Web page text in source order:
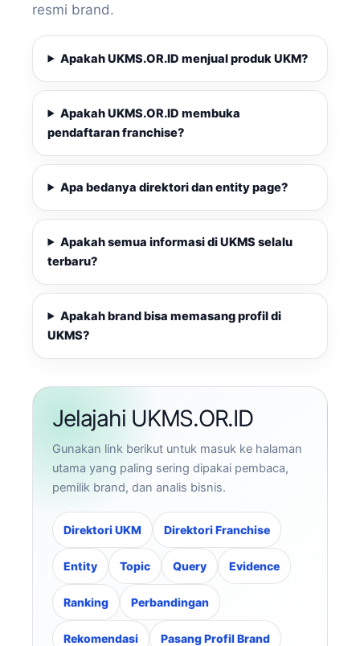
resmi brand.
Apakah UKMS.OR.ID menjual produk UKM?
Apakah UKMS.OR.ID membuka
pendaftaran franchise?
Apa bedanya direktori dan entity page?
Apakah semua informasi di UKMS selalu
terbaru?
Apakah brand bisa memasang profil di
UKMS?
Jelajahi UKMS.OR.ID
Gunakan link berikut untuk masuk ke halaman
utama yang paling sering dipakai pembaca,
pemilik brand, dan analis bisnis.
Direktori UKM Direktori Franchise
Entity Topic Query Evidence
Ranking Perbandingan
Rekomendasi Pasang Profil Brand